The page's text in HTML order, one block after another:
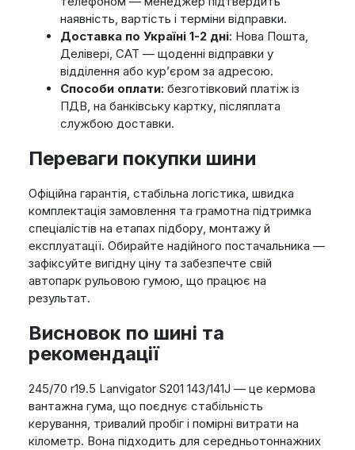
наявність, вартість і терміни відправки.
Доставка по Україні 1-2 дні: Нова Пошта,
Делівері, САТ — щоденні відправки у
відділення або кур’єром за адресою.
Способи оплати: безготівковий платіж із
ПДВ, на банківську картку, післяплата
службою доставки.
Переваги покупки шини
Офіційна гарантія, стабільна логістика, швидка
комплектація замовлення та грамотна підтримка
спеціалістів на етапах підбору, монтажу й
експлуатації. Обирайте надійного постачальника —
зафіксуйте вигідну ціну та забезпечте свій
автопарк рульовою гумою, що працює на
результат.
Висновок по шині та
рекомендації
245/70 r19.5 Lanvigator S201 143/141J — це кермова
вантажна гума, що поєднує стабільність
керування, тривалий пробіг і помірні витрати на
кілометр. Вона підходить для середньотоннажних